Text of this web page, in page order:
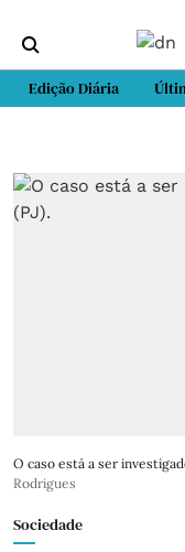
Edição Diária
O caso está a ser
Rodrigues
Sociedade